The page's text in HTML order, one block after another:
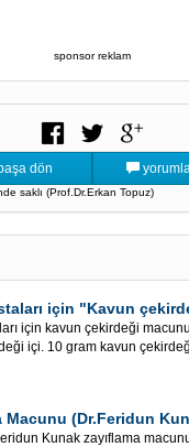
sponsor reklam
dön
saklı (Prof.Dr.Erkan Topuz)
için "Kavun
için kavun çekirdeği
içi. 10 gram kavun
Macunu (Dr.Feridun
Kunak zayıflama macunu: